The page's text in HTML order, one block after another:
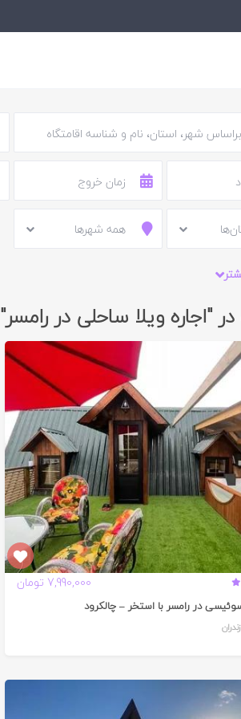
تومان
30,000,000 تومان
همه شهرها
در "اجاره ویلا ساحلی در رامسر"
7,990,000 تومان
در رامسر با استخر – چالکرود
تایید